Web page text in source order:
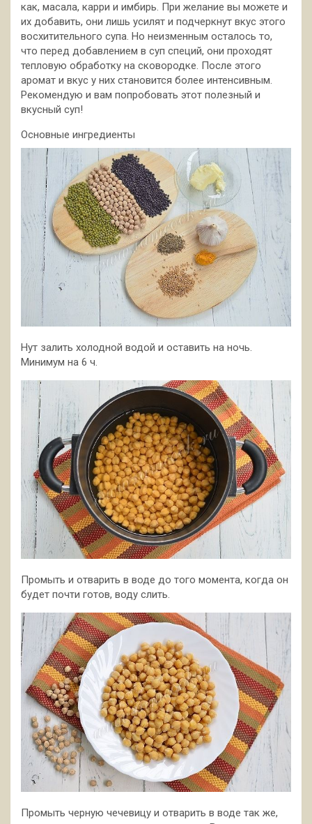
как, масала, карри и имбирь. При желание вы можете и
их добавить, они лишь усилят и подчеркнут вкус этого
восхитительного супа. Но неизменным осталось то,
что перед добавлением в суп специй, они проходят
тепловую обработку на сковородке. После этого
аромат и вкус у них становится более интенсивным.
Рекомендую и вам попробовать этот полезный и
вкусный суп!
Основные ингредиенты
Нут залить холодной водой и оставить на ночь.
Минимум на 6 ч.
Промыть и отварить в воде до того момента, когда он
будет почти готов, воду слить.
Промыть черную чечевицу и отварить в воде так же,